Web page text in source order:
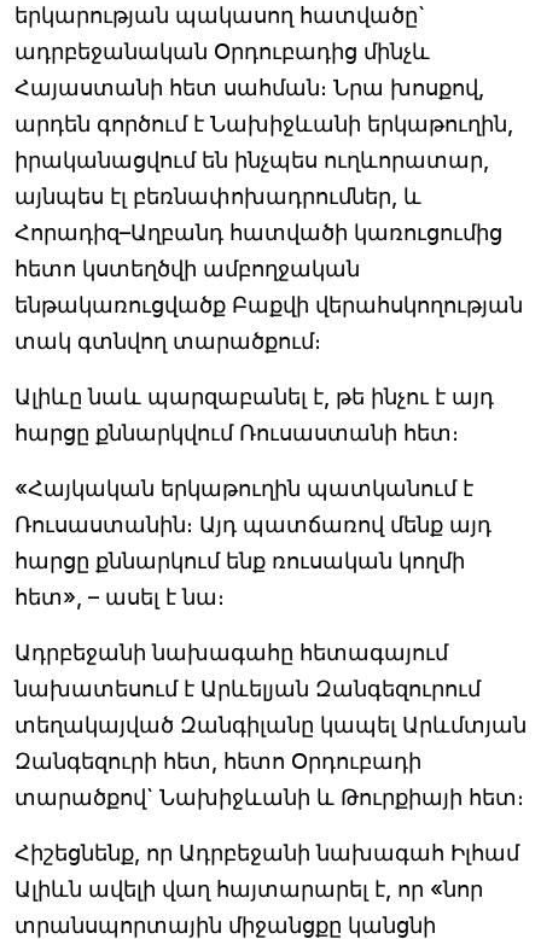
երկարության պակասող հատվածը`
ադրբեջանական Օրդուբադից մինչև
Հայաստանի հետ սահման։ Նրա խոսքով,
արդեն գործում է Նախիջևանի երկաթուղին,
իրականացվում են ինչպես ուղևորատար,
այնպես էլ բեռնափոխադրումներ, և
Հորադիզ–Աղբանդ հատվածի կառուցումից
հետո կստեղծվի ամբողջական
ենթակառուցվածք Բաքվի վերահսկողության
տակ գտնվող տարածքում։
Ալիևը նաև պարզաբանել է, թե ինչու է այդ
հարցը քննարկվում Ռուսաստանի հետ։
«Հայկական երկաթուղին պատկանում է
Ռուսաստանին։ Այդ պատճառով մենք այդ
հարցը քննարկում ենք ռուսական կողմի
հետ», – ասել է նա։
Ադրբեջանի նախագահը հետագայում
նախատեսում է Արևելյան Զանգեզուրում
տեղակայված Զանգիլանը կապել Արևմտյան
Զանգեզուրի հետ, հետո Օրդուբադի
տարածքով` Նախիջևանի և Թուրքիայի հետ։
Հիշեցնենք, որ Ադրբեջանի նախագահ Իլհամ
Ալիևն ավելի վաղ հայտարարել է, որ «նոր
տրանսպորտային միջանցքը կանցնի